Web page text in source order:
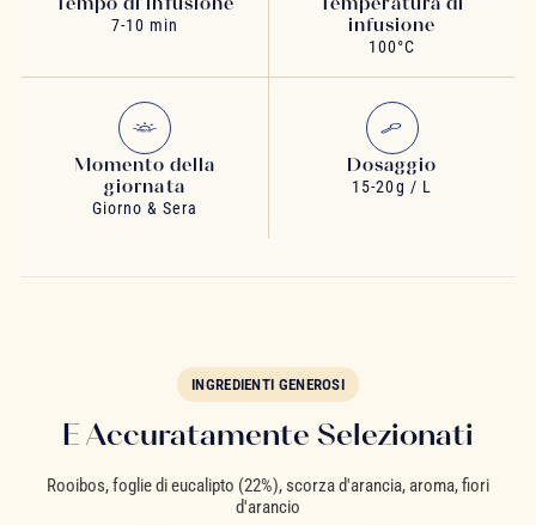
7-10 min
infusione
100°C
Momento della
giornata
Giorno & Sera
Dosaggio
15-20g / L
INGREDIENTI GENEROSI
E Accuratamente Selezionati
Rooibos, foglie di eucalipto (22%), scorza d'arancia, aroma, fiori
d'arancio